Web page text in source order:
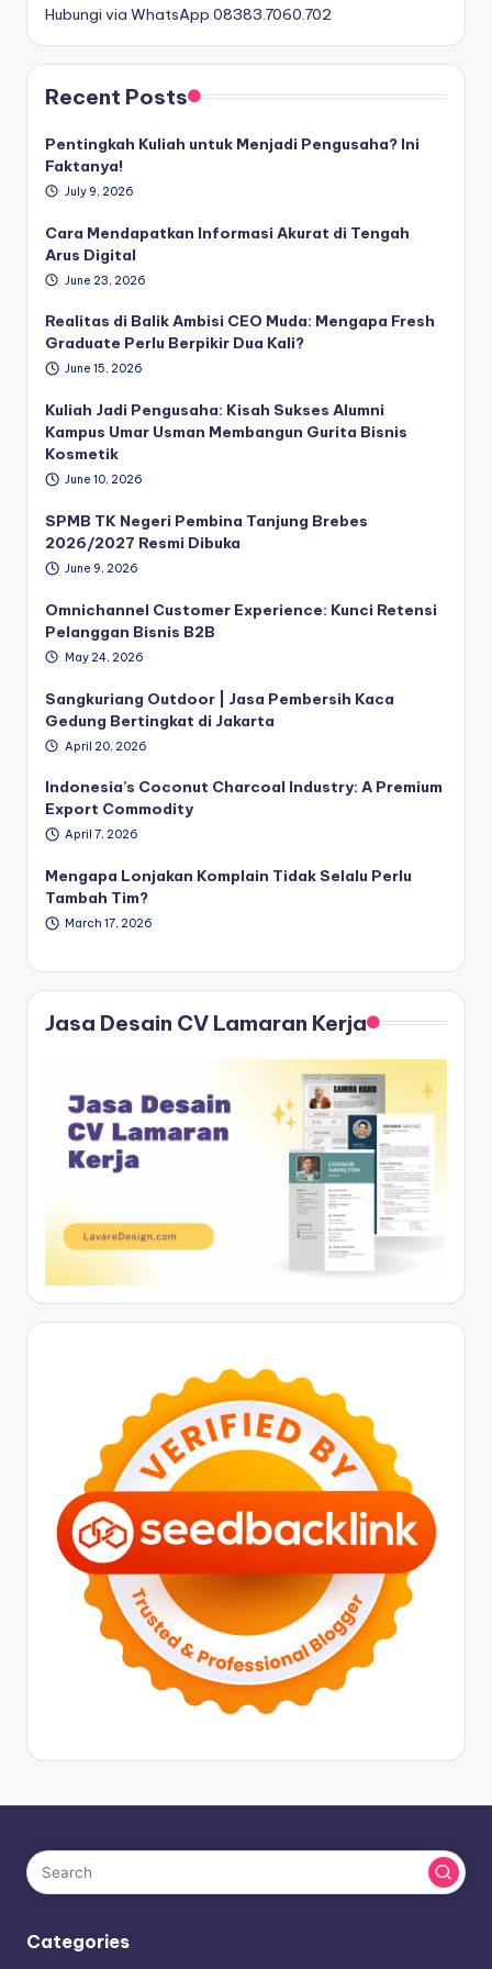
Hubungi via WhatsApp 08383.7060.702
Recent Posts
Pentingkah Kuliah untuk Menjadi Pengusaha? Ini
Faktanya!
July 9, 2026
Cara Mendapatkan Informasi Akurat di Tengah
Arus Digital
June 23, 2026
Realitas di Balik Ambisi CEO Muda: Mengapa Fresh
Graduate Perlu Berpikir Dua Kali?
June 15, 2026
Kuliah Jadi Pengusaha: Kisah Sukses Alumni
Kampus Umar Usman Membangun Gurita Bisnis
Kosmetik
June 10, 2026
SPMB TK Negeri Pembina Tanjung Brebes
2026/2027 Resmi Dibuka
June 9, 2026
Omnichannel Customer Experience: Kunci Retensi
Pelanggan Bisnis B2B
May 24, 2026
Sangkuriang Outdoor | Jasa Pembersih Kaca
Gedung Bertingkat di Jakarta
April 20, 2026
Indonesia’s Coconut Charcoal Industry: A Premium
Export Commodity
April 7, 2026
Mengapa Lonjakan Komplain Tidak Selalu Perlu
Tambah Tim?
March 17, 2026
Jasa Desain CV Lamaran Kerja
Categories